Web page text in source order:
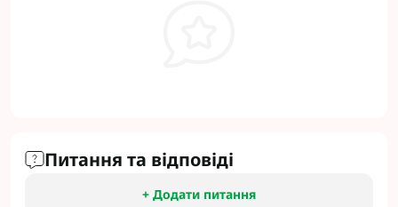
Питання та відповіді
+ Додати питання